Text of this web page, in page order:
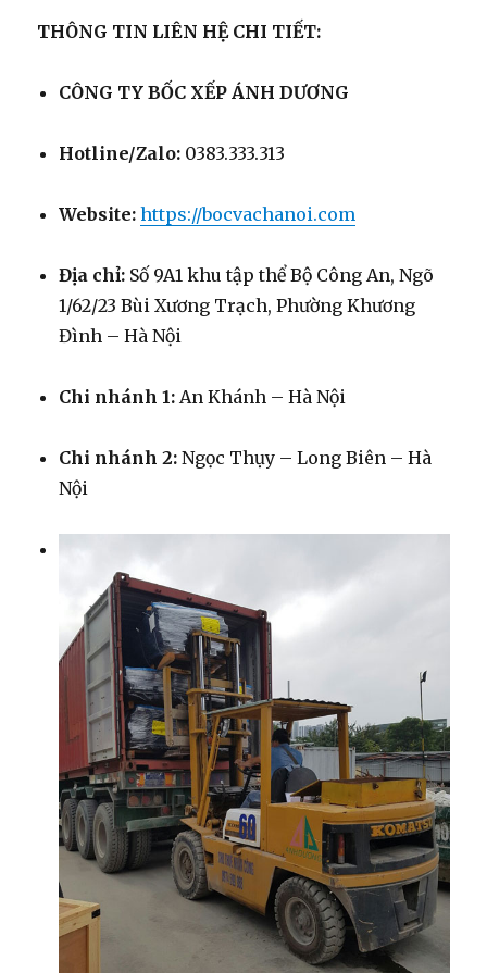
THÔNG TIN LIÊN HỆ CHI TIẾT:
CÔNG TY BỐC XẾP ÁNH DƯƠNG
Hotline/Zalo: 0383.333.313
Website: https://bocvachanoi.com
Địa chỉ: Số 9A1 khu tập thể Bộ Công An, Ngõ
1/62/23 Bùi Xương Trạch, Phường Khương
Đình – Hà Nội
Chi nhánh 1: An Khánh – Hà Nội
Chi nhánh 2: Ngọc Thụy – Long Biên – Hà
Nội